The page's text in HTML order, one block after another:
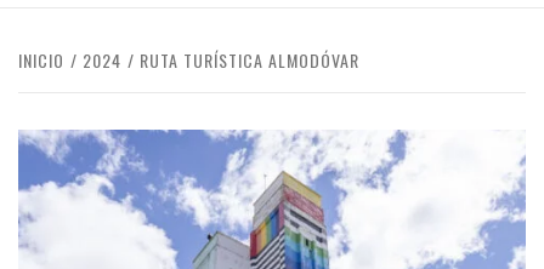
INICIO 2024 RUTA TURÍSTICA ALMODÓVAR